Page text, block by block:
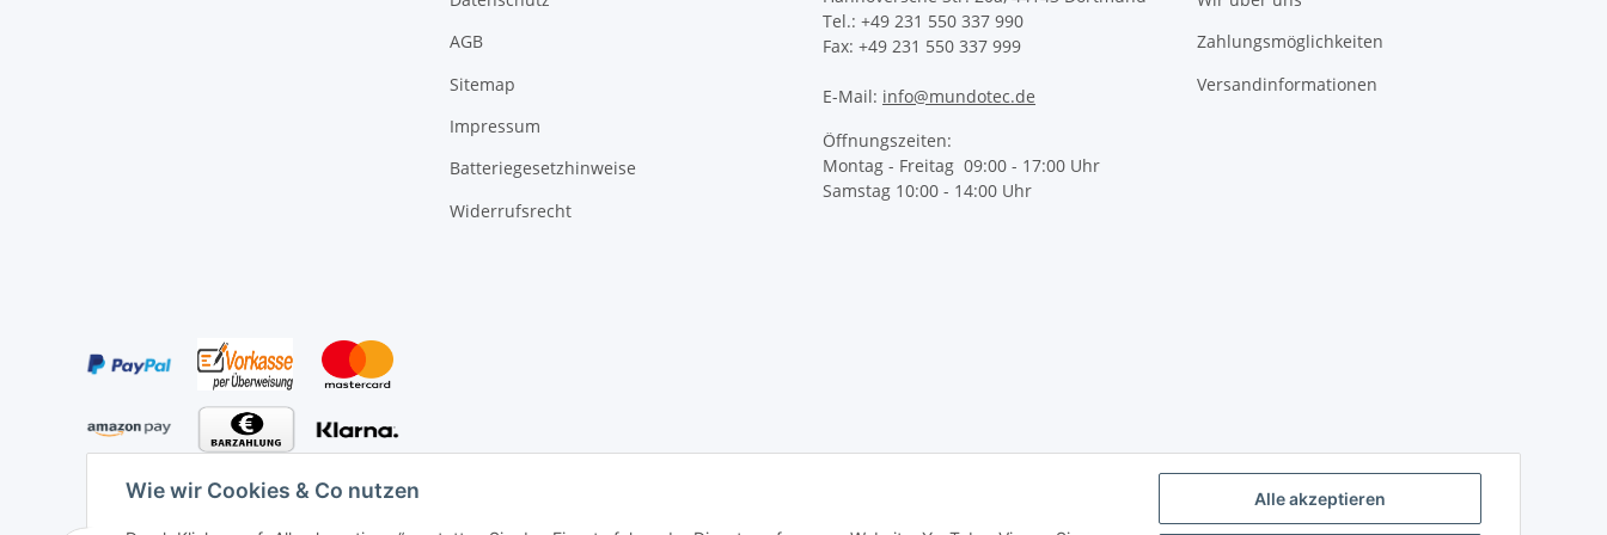
Alle akzeptieren
Wie wir Cookies & Co nutzen
AGB
Sitemap
Impressum
Batteriegesetzhinweise
Widerrufsrecht
Tel.: +49 231 550 337 990
Fax: +49 231 550 337 999
E-Mail: info@mundotec.de
Öffnungszeiten:
Montag - Freitag 09:00 - 17:00 Uhr
Samstag 10:00 - 14:00 Uhr
Zahlungsmöglichkeiten
Versandinformationen